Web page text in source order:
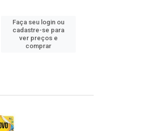
Faça seu login ou
cadastre-se para
ver preços e
comprar